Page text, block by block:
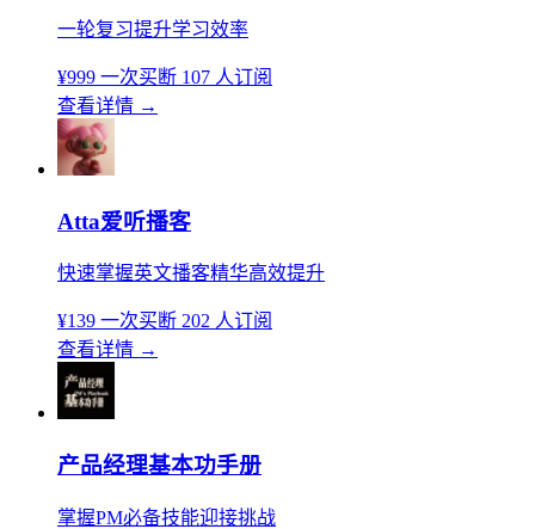
一轮复习提升学习效率
¥999 一次买断 107 人订阅
查看详情 →
Atta爱听播客
快速掌握英文播客精华高效提升
¥139 一次买断 202 人订阅
查看详情 →
产品经理基本功手册
掌握PM必备技能迎接挑战